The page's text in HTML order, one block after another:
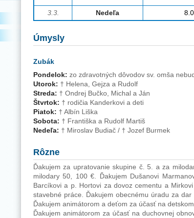
3.3. Nedeľa
Úmysly
Zubák
Pondelok: zo zdravotných dôvodov sv. omša
Utorok: † Helena, Gejza a Rudolf
Streda: † Ondrej Bučko, Michal a Ján
Štvrtok: † rodičia Kanderkovi a deti
Piatok: † Albín Liška
Sobota: † Františka a Rudolf Martiš
Nedeľa: † Miroslav Budiač / † Jozef Burmek
Rôzne
Ďakujem za upratovanie skupine č. 5. a za
milodary 50, 100 €. Ďakujem Dušanovi
Barcíkovi a p. Hortovi za dovoz cementu a
stavebné práce. Ďakujem obecnému úradu za
Ďakujem animátorom a deťom za účasť na
Ďakujem animátorom za účasť na duchovnej